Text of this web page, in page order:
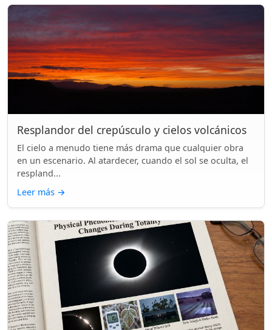
Resplandor del crepúsculo y cielos volcánicos
El cielo a menudo tiene más drama que cualquier obra
en un escenario. Al atardecer, cuando el sol se oculta, el
respland...
Leer más →